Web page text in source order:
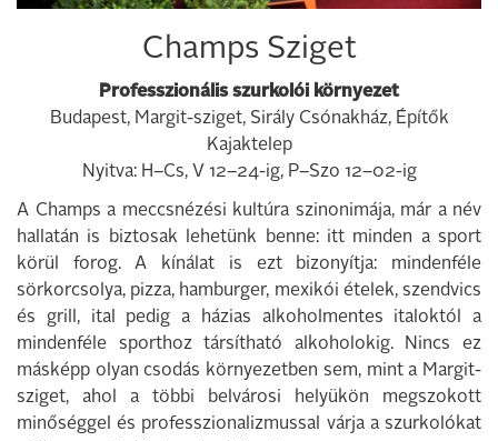
Champs Sziget
Professzionális szurkolói környezet
Budapest, Margit-sziget, Sirály Csónakház, Építők
Kajaktelep
Nyitva: H–Cs, V 12–24-ig, P–Szo 12–02-ig
A Champs a meccsnézési kultúra szinonimája, már a név
hallatán is biztosak lehetünk benne: itt minden a sport
körül forog. A kínálat is ezt bizonyítja: mindenféle
sörkorcsolya, pizza, hamburger, mexikói ételek, szendvics
és grill, ital pedig a házias alkoholmentes italoktól a
mindenféle sporthoz társítható alkoholokig. Nincs ez
másképp olyan csodás környezetben sem, mint a Margit-
sziget, ahol a többi belvárosi helyükön megszokott
minőséggel és professzionalizmussal várja a szurkolókat